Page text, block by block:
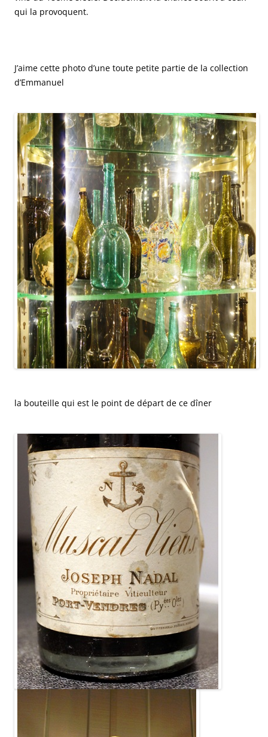
qui la provoquent.
J’aime cette photo d’une toute petite partie de la collection
d’Emmanuel
la bouteille qui est le point de départ de ce dîner